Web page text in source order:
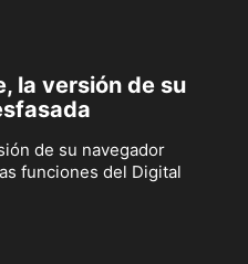
la versión de su
de su navegador
funciones del Digital